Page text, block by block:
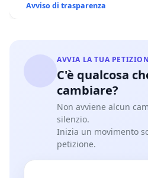
Avviso di trasparenza
AVVIA LA TUA
C'è qualcosa
cambiare?
Non avviene alcun
silenzio.
Inizia un movimento
petizione.